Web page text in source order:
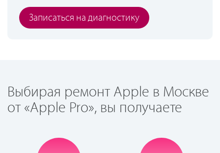
Записаться на диагностику
Выбирая ремонт Apple в Москве
от «Apple Pro», вы получаете